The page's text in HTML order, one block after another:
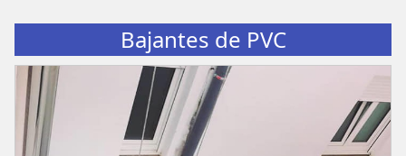
Bajantes de PVC